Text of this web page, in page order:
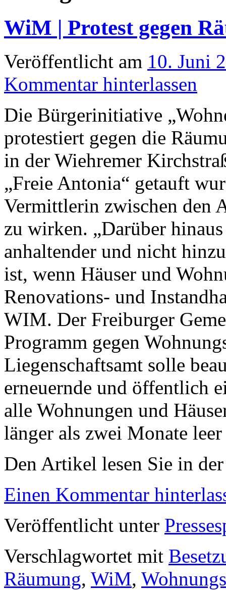
WiM | Protest gegen
Veröffentlicht am 10. Juni
Kommentar hinterlassen
Die Bürgerinitiative
protestiert gegen die
in der Wiehremer
„Freie Antonia“ getauft
Vermittlerin zwischen den
zu wirken. „Darüber
anhaltender und nicht
ist, wenn Häuser und
Renovations- und
WIM. Der Freiburger
Programm gegen
Liegenschaftsamt solle
erneuernde und öffentlich
alle Wohnungen und
länger als zwei Monate leer
Den Artikel lesen Sie in
Einen Kommentar
Veröffentlicht unter
Verschlagwortet mit
Räumung, WiM,